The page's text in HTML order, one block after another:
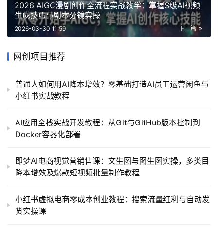
2026 AIGC漫剧创作全流程实战教学：掌握S级AI视频
生成技巧与剧本分镜实操
下一篇
2026-03-30 11:59
网创项目推荐
普通人如何用AI降本增效？零基础打造AI员工运营闲鱼与
小红书实战教程
AI应用全栈实战开发教程：从Git与GitHub版本控制到
Docker容器化部署
即梦AI电商视觉营销售课：文生图与图生图实操，多类目
降本增效及爆款短视频批量制作教程
小红书虚拟电商零成本创业教程：搜索流量红利与自动发
货实操课